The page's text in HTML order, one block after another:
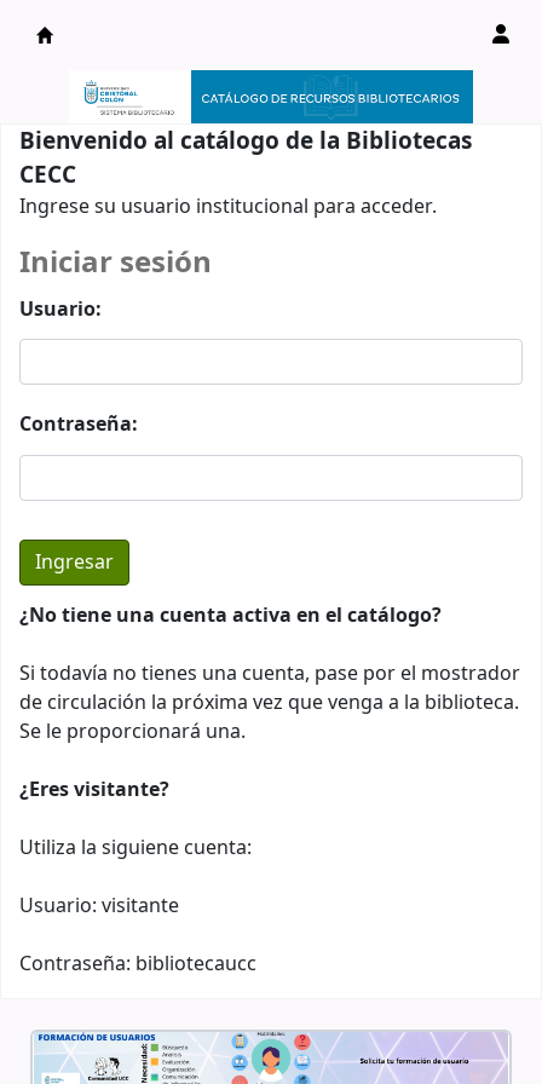
Catálogo en línea
Bienvenido al catálogo de la Bibliotecas
CECC
Ingrese su usuario institucional para acceder.
Iniciar sesión
Usuario:
Contraseña:
¿No tiene una cuenta activa en el catálogo?
Si todavía no tienes una cuenta, pase por el mostrador
de circulación la próxima vez que venga a la biblioteca.
Se le proporcionará una.
¿Eres visitante?
Utiliza la siguiene cuenta:
Usuario: visitante
Contraseña: bibliotecaucc